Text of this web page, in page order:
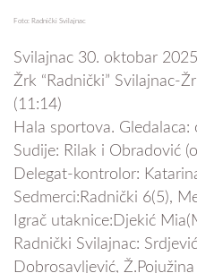
Foto: Radnički Svilajnac
Svilajnac 30. oktobar
Žrk “Radnički” Svilajnac-
(11:14)
Hala sportova. Gledalaca:
Sudije: Rilak i Obradović
Delegat-kontrolor:
Sedmerci:Radnički 6(5),
Igrač utaknice:Djekić
Radnički Svilajnac:
Dobrosavljević,